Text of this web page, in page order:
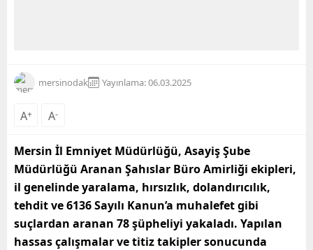
mersinodak Yayınlama: 06.03.2025
A+ A-
Mersin İl Emniyet Müdürlüğü, Asayiş Şube
Müdürlüğü Aranan Şahıslar Büro Amirliği ekipleri,
il genelinde yaralama, hırsızlık, dolandırıcılık,
tehdit ve 6136 Sayılı Kanun’a muhalefet gibi
suçlardan aranan 78 şüpheliyi yakaladı. Yapılan
hassas çalışmalar ve titiz takipler sonucunda